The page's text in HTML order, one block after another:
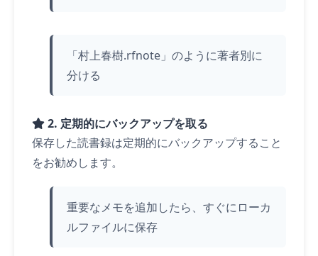
「村上春樹.rfnote」のように著者別に
分ける
2. 定期的にバックアップを取る
保存した読書録は定期的にバックアップすること
をお勧めします。
重要なメモを追加したら、すぐにローカ
ルファイルに保存